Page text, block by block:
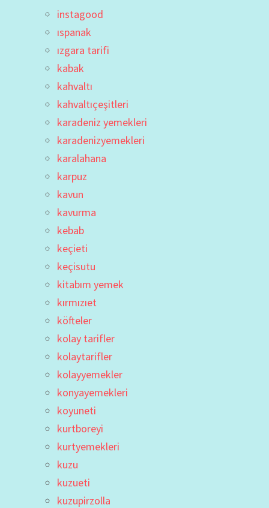
instagood
ıspanak
ızgara tarifi
kabak
kahvaltı
kahvaltıçeşitleri
karadeniz yemekleri
karadenizyemekleri
karalahana
karpuz
kavun
kavurma
kebab
keçieti
keçisutu
kitabım yemek
kırmızıet
köfteler
kolay tarifler
kolaytarifler
kolayyemekler
konyayemekleri
koyuneti
kurtboreyi
kurtyemekleri
kuzu
kuzueti
kuzupirzolla